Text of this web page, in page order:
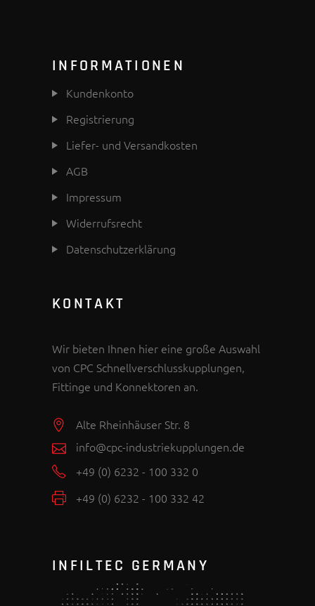
INFORMATIONEN
Kundenkonto
Registrierung
Liefer- und Versandkosten
AGB
Impressum
Widerrufsrecht
Datenschutzerklärung
KONTAKT
Wir bieten Ihnen hier eine große Auswahl
von CPC Schnellverschlusskupplungen,
Fittinge und Konnektoren an.
Alte Rheinhäuser Str. 8
info@cpc-industriekupplungen.de
+49 (0) 6232 - 100 332 0
+49 (0) 6232 - 100 332 42
INFILTEC GERMANY